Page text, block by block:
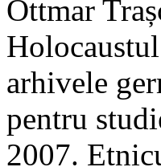
Ottmar
arhivele
pentru
2007.